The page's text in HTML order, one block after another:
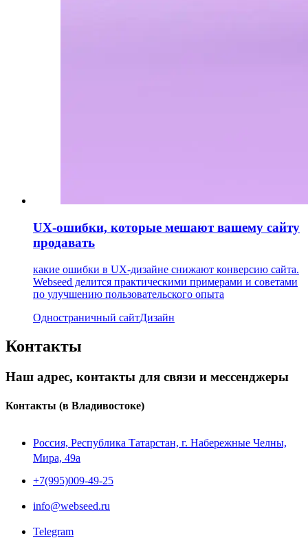
UX-ошибки, которые мешают вашему сайту
продавать
какие ошибки в UX-дизайне снижают конверсию сайта.
Webseed делится практическими примерами и советами
по улучшению пользовательского опыта
Одностраничный сайтДизайн
Контакты
Наш адрес, контакты для связи и мессенджеры
Контакты (в Владивостоке)
Россия, Республика Татарстан, г. Набережные Челны,
Мира, 49a
+7(995)009-49-25
info@webseed.ru
Telegram